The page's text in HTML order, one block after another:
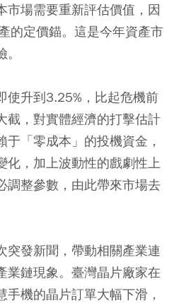
市場需要重新評估價值，因
的定價錨。這是今年資產市
使升到3.25%，比起危機前
截，對實體經濟的打擊估計
「零成本」的投機資金，
化，加上波動性的戲劇性上
調整參數，由此帶來市場去
突發新聞，帶動相關產業連
業鏈現象。臺灣晶片廠家在
機的晶片訂單大幅下滑，